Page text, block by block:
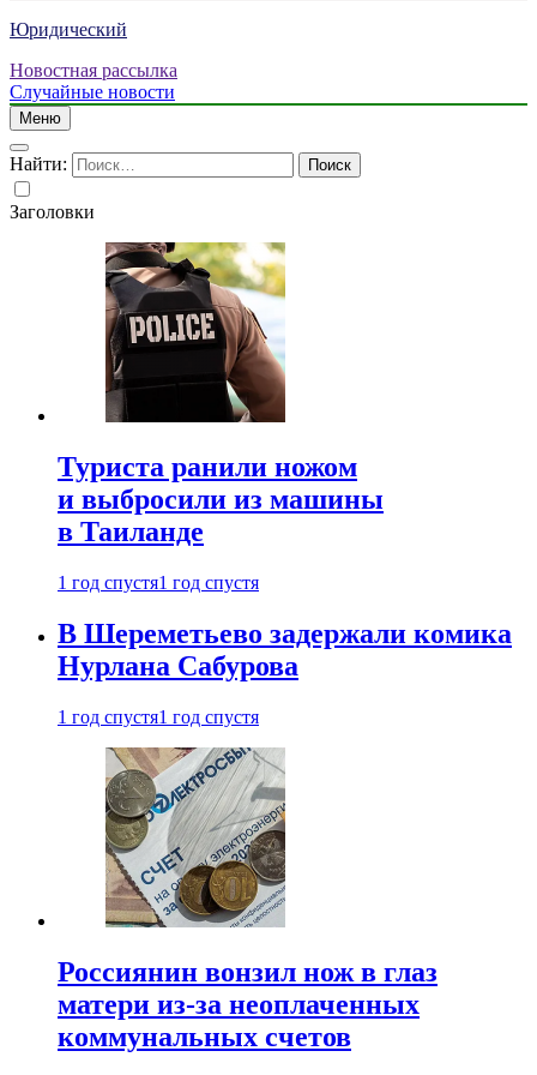
Юридический
Новостная рассылка
Случайные новости
Меню
Найти:
Заголовки
Туриста ранили ножом
и выбросили из машины
в Таиланде
1 год спустя1 год спустя
В Шереметьево задержали комика
Нурлана Сабурова
1 год спустя1 год спустя
Россиянин вонзил нож в глаз
матери из-за неоплаченных
коммунальных счетов